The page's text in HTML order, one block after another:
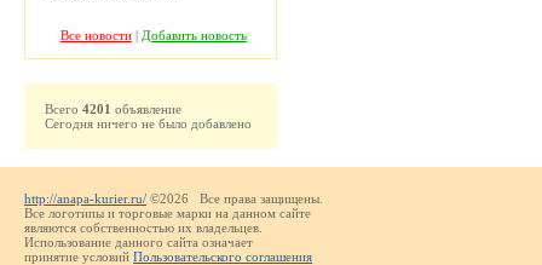
Все новости| Добавить новость
Всего 4201 объявление
Сегодня ничего не было добавлено
http://anapa-kurier.ru/ ©2026 Все права защищены.
Все логотипы и торговые марки на данном сайте
являются собственностью их владельцев.
Использование данного сайта означает
принятие условий Пользовательского соглашения